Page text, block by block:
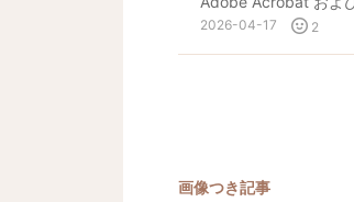
2026-04-17 2
画像つき記事